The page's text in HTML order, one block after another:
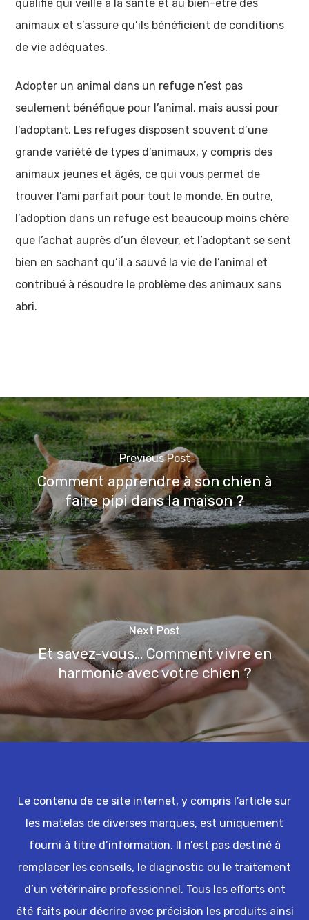
qualifié qui veille à la santé et au bien-être des
animaux et s’assure qu’ils bénéficient de conditions
de vie adéquates.
Adopter un animal dans un refuge n’est pas
seulement bénéfique pour l’animal, mais aussi pour
l’adoptant. Les refuges disposent souvent d’une
grande variété de types d’animaux, y compris des
animaux jeunes et âgés, ce qui vous permet de
trouver l’ami parfait pour tout le monde. En outre,
l’adoption dans un refuge est beaucoup moins chère
que l’achat auprès d’un éleveur, et l’adoptant se sent
bien en sachant qu’il a sauvé la vie de l’animal et
contribué à résoudre le problème des animaux sans
abri.
Previous Post
Comment apprendre à son chien à
faire pipi dans la maison ?
Next Post
Et savez-vous... Comment vivre en
harmonie avec votre chien ?
Le contenu de ce site internet, y compris l’article sur
les matelas de diverses marques, est uniquement
fourni à titre d’information. Il n’est pas destiné à
remplacer les conseils, le diagnostic ou le traitement
d’un vétérinaire professionnel. Tous les efforts ont
été faits pour décrire avec précision les produits ainsi